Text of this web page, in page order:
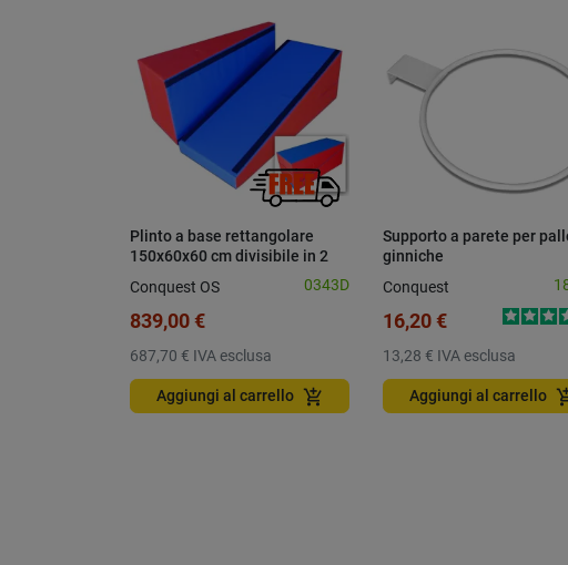
Plinto a base rettangolare
150x60x60 cm divisibile in 2
Conquest OS 0343D
839,00 €
687,70 € IVA esclusa
Aggiungi al carrello add_shopping_cart
Supporto a parete per
ginniche
Conquest
16,20 €
13,28 € IVA esclusa
Aggiungi al carrello